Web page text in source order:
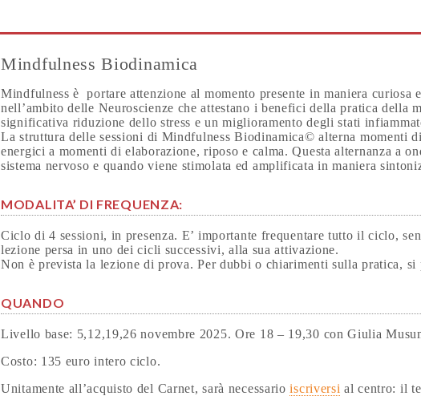
Mindfulness Biodinamica
Mindfulness è portare attenzione al momento presente in maniera curiosa
nell’ambito delle Neuroscienze che attestano i benefici della pratica della
significativa riduzione dello stress e un miglioramento degli stati
La struttura delle sessioni di Mindfulness Biodinamica© alterna momenti
energici a momenti di elaborazione, riposo e calma. Questa alternanza a
sistema nervoso e quando viene stimolata ed amplificata in maniera
MODALITA’ DI FREQUENZA:
Ciclo di 4 sessioni, in presenza. E’ importante frequentare tutto il ciclo,
lezione persa in uno dei cicli successivi, alla sua attivazione.
Non è prevista la lezione di prova. Per dubbi o chiarimenti sulla pratica, si
QUANDO
Livello base: 5,12,19,26 novembre 2025. Ore 18 – 19,30 con Giulia
Costo: 135 euro intero ciclo.
Unitamente all’acquisto del Carnet, sarà necessarioiscriversi al centro: il